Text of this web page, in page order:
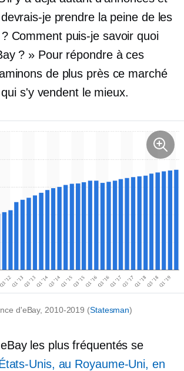
je prendre la peine de les
Comment puis-je savoir quoi
? » Pour répondre à ces
de plus près ce marché
s'y vendent le mieux.
d'eBay, 2010-2019 (Statesman)
les plus fréquentés se
Unis, au Royaume-Uni, en